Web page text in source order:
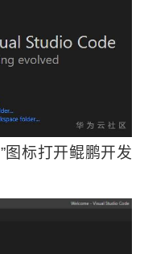
”图标打开鲲鹏开发